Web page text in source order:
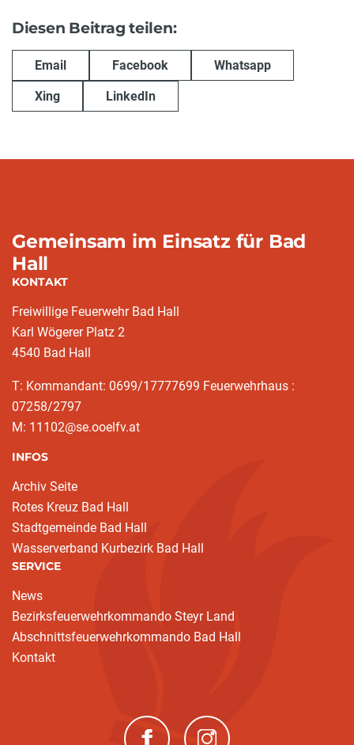
Diesen Beitrag teilen:
Email Facebook Whatsapp
Xing LinkedIn
Gemeinsam im Einsatz für Bad
Hall
KONTAKT
Freiwillige Feuerwehr Bad Hall
Karl Wögerer Platz 2
4540 Bad Hall
T: Kommandant: 0699/17777699 Feuerwehrhaus :
07258/2797
M: 11102@se.ooelfv.at
INFOS
Archiv Seite
Rotes Kreuz Bad Hall
Stadtgemeinde Bad Hall
Wasserverband Kurbezirk Bad Hall
SERVICE
News
Bezirksfeuerwehrkommando Steyr Land
Abschnittsfeuerwehrkommando Bad Hall
Kontakt